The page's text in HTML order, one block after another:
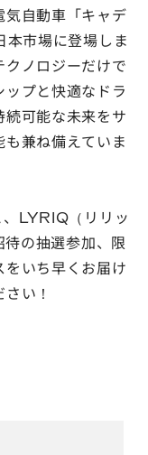
気自動車「キャデ
市場に登場しま
ノロジーだけで
プと快適なドラ
可能な未来をサ
兼ね備えていま
、LYRIQ（リリッ
の抽選参加、限
いち早くお届け
い！